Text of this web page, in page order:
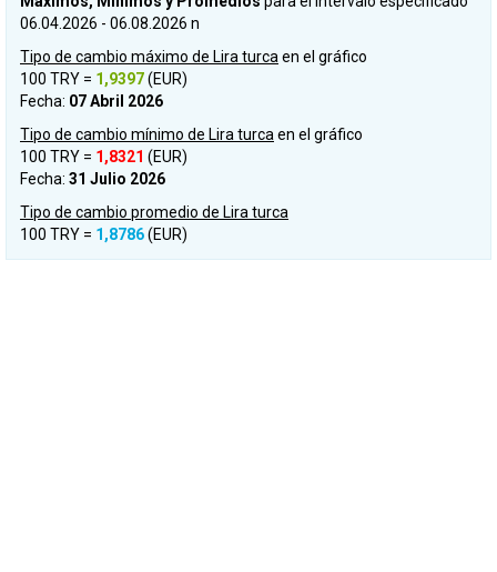
06.04.2026 - 06.08.2026 n
Tipo de cambio máximo de Lira turca en el gráfico
100 TRY = 1,9397(EUR)
Fecha: 07 Abril 2026
Tipo de cambio mínimo de Lira turca en el gráfico
100 TRY = 1,8321 (EUR)
Fecha: 31 Julio 2026
Tipo de cambio promedio de Lira turca
100 TRY = 1,8786(EUR)